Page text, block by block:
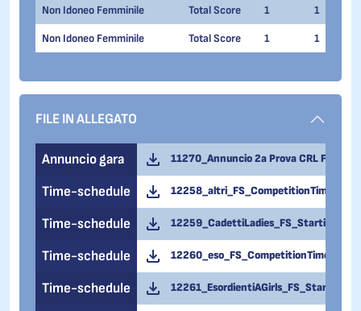
Non Idoneo Femminile Total Score 1 1
Non Idoneo Femminile Total Score 1 1
FILE IN ALLEGATO
Annuncio gara 11270_Annuncio 2a Prova CRL Free -
Time-schedule
Time-schedule
Time-schedule
Time-schedule